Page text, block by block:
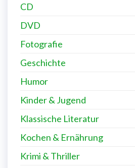
CD
DVD
Fotografie
Geschichte
Humor
Kinder & Jugend
Klassische Literatur
Kochen & Ernährung
Krimi & Thriller